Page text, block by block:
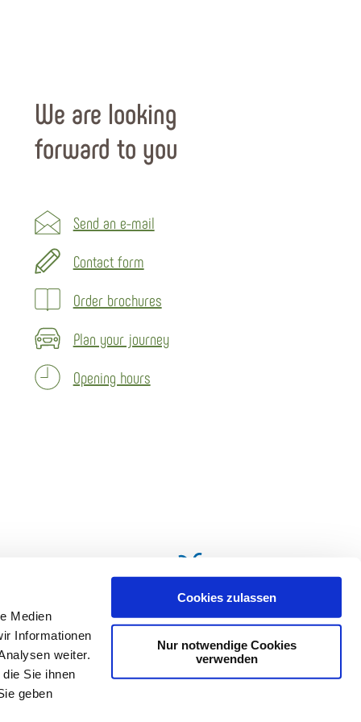
Medien
Informationen
weiter.
Sie ihnen
geben
Cookies zulassen
Nur notwendige Cookies
verwenden
We are looking
forward to you
Send an e-mail
Contact form
Order brochures
Plan your journey
Opening hours